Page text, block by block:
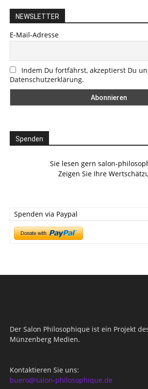
NEWSLETTER
E-Mail-Adresse
Indem Du fortfährst, akzeptierst Du
Datenschutzerklärung.
Spenden
Sie lesen gern salon-
Zeigen Sie Ihre
Spenden via Paypal
Der Salon Philosophique ist ein Projekt
Münzenberg Medien.
Kontaktieren Sie uns:
buero@salon-philosophique.de